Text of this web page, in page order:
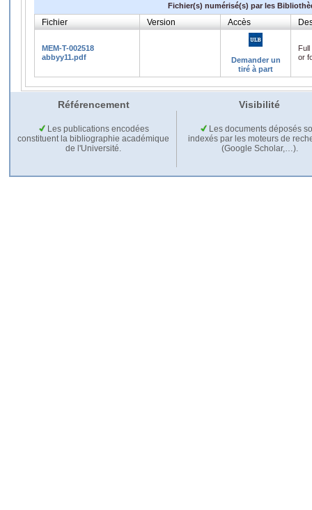
Fichier(s) numérisé(s) par les
Fichier Version Accès
MEM-T-002518
abbyy11.pdf
Demander un
tiré à part
or
Référencement Visibilité
Les publications encodées
constituent la bibliographie académique
de l'Université.
Les documents déposés
indexés par les moteurs de
(Google Scholar,…).